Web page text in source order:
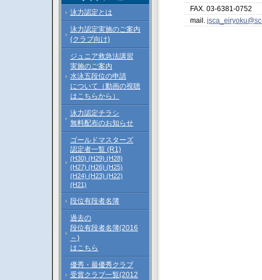
FAX. 03-6381-0752
mail.
泳力認定とは
泳力認定実施のご案内
(クラブ向け)
ジュニア救急法講習
実施のご案内
水泳五段位の申請
について（動画の視聴
はこちらから）
泳力認定チラシ
無料配布のお知らせ
ゴールドマスターズ
認定者一覧 (R1)
(H30) (H29) (H28)
(H27) (H26) (H25)
(H24) (H23) (H22)
(H21)
段位有段者名簿
過去の
段位有段者名簿(2016
～)
はこちら
優秀・最優秀クラブ
受賞クラブ一覧(2012